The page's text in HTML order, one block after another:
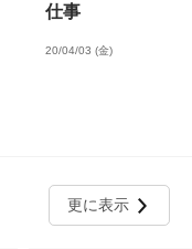
仕事
20/04/03 (金)
更に表示